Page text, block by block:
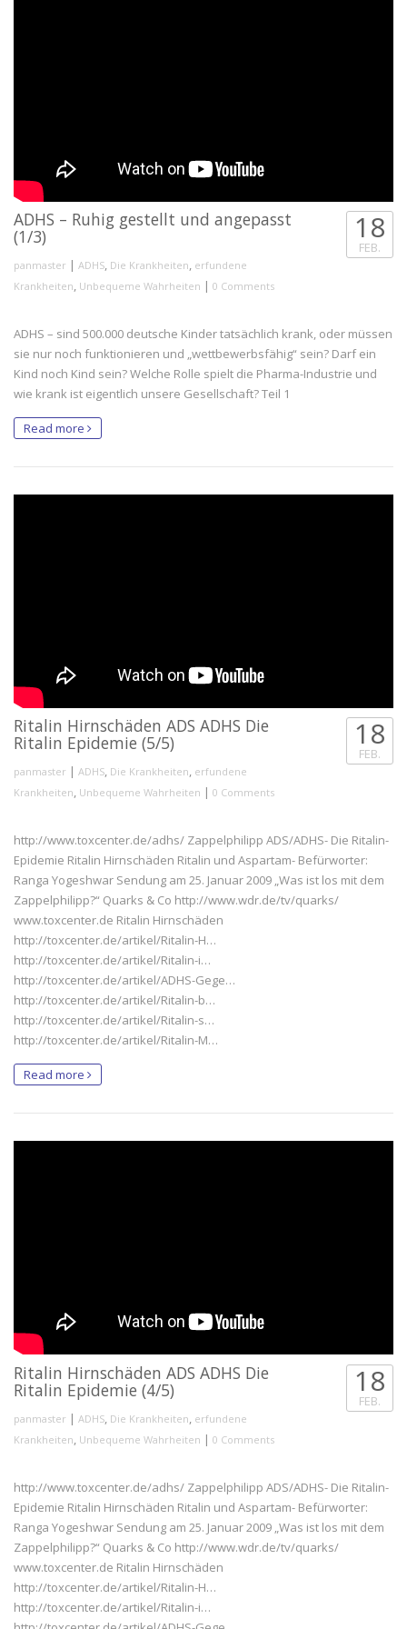
ADHS – Ruhig gestellt und angepasst
(1/3)
panmaster | ADHS, Die Krankheiten, erfundene
Krankheiten, Unbequeme Wahrheiten | 0 Comments
18
FEB.
ADHS – sind 500.000 deutsche Kinder tatsächlich krank, oder müssen
sie nur noch funktionieren und „wettbewerbsfähig“ sein? Darf ein
Kind noch Kind sein? Welche Rolle spielt die Pharma-Industrie und
wie krank ist eigentlich unsere Gesellschaft? Teil 1
Read more
Ritalin Hirnschäden ADS ADHS Die
Ritalin Epidemie (5/5)
panmaster | ADHS, Die Krankheiten, erfundene
Krankheiten, Unbequeme Wahrheiten | 0 Comments
18
FEB.
http://www.toxcenter.de/adhs/ Zappelphilipp ADS/ADHS- Die Ritalin-
Epidemie Ritalin Hirnschäden Ritalin und Aspartam- Befürworter:
Ranga Yogeshwar Sendung am 25. Januar 2009 „Was ist los mit dem
Zappelphilipp?“ Quarks & Co http://www.wdr.de/tv/quarks/
www.toxcenter.de Ritalin Hirnschäden
http://toxcenter.de/artikel/Ritalin-H…
http://toxcenter.de/artikel/Ritalin-i…
http://toxcenter.de/artikel/ADHS-Gege…
http://toxcenter.de/artikel/Ritalin-b…
http://toxcenter.de/artikel/Ritalin-s…
http://toxcenter.de/artikel/Ritalin-M…
Read more
Ritalin Hirnschäden ADS ADHS Die
Ritalin Epidemie (4/5)
panmaster | ADHS Die Krankheiten erfundene
Krankheiten Unbequeme Wahrheiten | 0 Comments
18
FEB.
http://www.toxcenter.de/adhs/ Zappelphilipp ADS/ADHS- Die Ritalin-
Epidemie Ritalin Hirnschäden Ritalin und Aspartam- Befürworter:
Ranga Yogeshwar Sendung am 25. Januar 2009 „Was ist los mit dem
Zappelphilipp?“ Quarks & Co http://www.wdr.de/tv/quarks/
www.toxcenter.de Ritalin Hirnschäden
http://toxcenter.de/artikel/Ritalin-H…
http://toxcenter.de/artikel/Ritalin-i…